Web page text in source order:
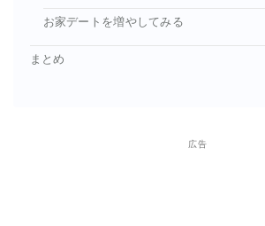
お家デートを増やしてみる
まとめ
広告